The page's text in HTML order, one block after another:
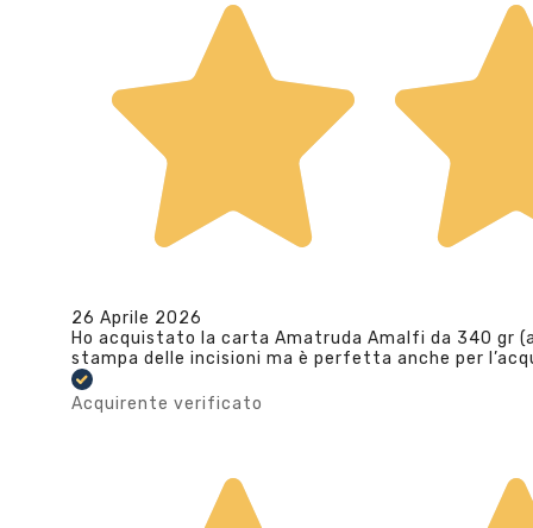
26 Aprile 2026
Ho acquistato la carta Amatruda Amalfi da 340 gr
stampa delle incisioni ma è perfetta anche per
Acquirente verificato